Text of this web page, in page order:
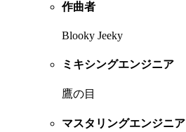
作曲者
Blooky Jeeky
ミキシングエンジニア
鷹の目
マスタリングエンジニア